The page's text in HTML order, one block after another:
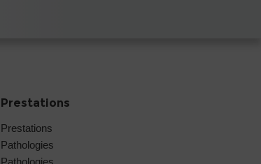
Prestations
Prestations
Pathologies